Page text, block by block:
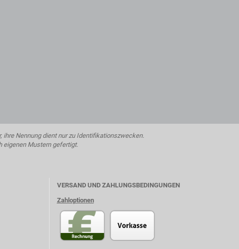
ihre Nennung dient nur zu Identifikationszwecken.
eigenen Mustern gefertigt.
VERSAND UND ZAHLUNGSBEDINGUNGEN
Zahloptionen